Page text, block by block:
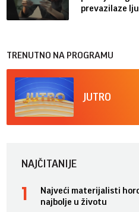
prevazilaze
TRENUTNO NA PROGRAMU
JUTRO
NAJČITANIJE
Najveći materijalisti
najbolje u životu